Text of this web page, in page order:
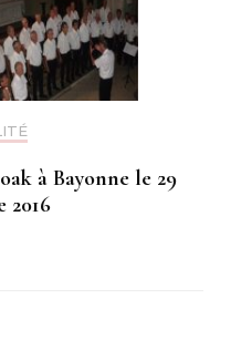
à Bayonne le 29
2016